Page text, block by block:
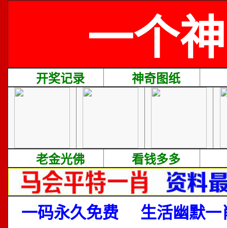
一个
开奖记录 神奇图纸
老金光佛 看钱多多
一码永久免费
生活幽默一